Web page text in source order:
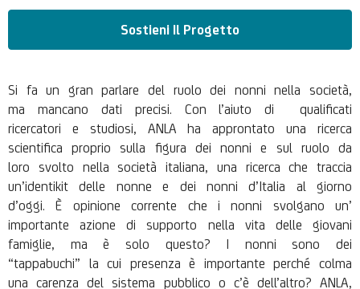
Sostieni Il Progetto
Si fa un gran parlare del ruolo dei nonni nella società,
ma mancano dati precisi. Con l’aiuto di qualificati
ricercatori e studiosi, ANLA ha approntato una ricerca
scientifica proprio sulla figura dei nonni e sul ruolo da
loro svolto nella società italiana, una ricerca che traccia
un’identikit delle nonne e dei nonni d’Italia al giorno
d’oggi. È opinione corrente che i nonni svolgano un’
importante azione di supporto nella vita delle giovani
famiglie, ma è solo questo? I nonni sono dei
“tappabuchi” la cui presenza è importante perché colma
una carenza del sistema pubblico o c’è dell’altro? ANLA,